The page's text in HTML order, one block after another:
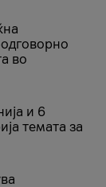
во
и 6
темата за